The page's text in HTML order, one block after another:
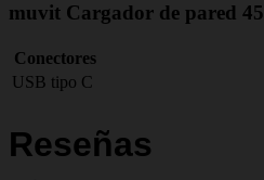
muvit Cargador de pared
Conectores
USB tipo C